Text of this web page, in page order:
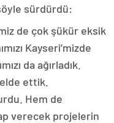
sürdürdü:
de çok şükür eksik
Kayseri’mizde
da ağırladık.
ettik.
Hem de
verecek projelerin